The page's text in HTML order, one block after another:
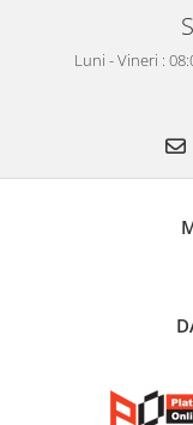
Luni - Vineri :